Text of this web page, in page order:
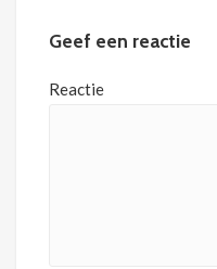
Geef een reactie
Reactie